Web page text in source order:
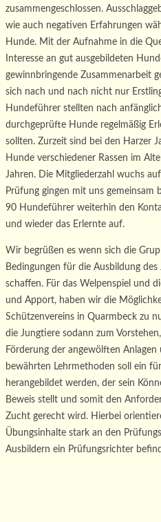
zusammengeschlossen.
wie auch negativen Erfahrungen
Hunde. Mit der Aufnahme in die
Interesse an gut ausgebildeten
gewinnbringende Zusammenarbeit
sich nach und nach nicht nur
Hundeführer stellten nach
durchgeprüfte Hunde regelmäßig
sollten. Zurzeit sind bei den Harzer
Hunde verschiedener Rassen im
Jahren. Die Mitgliederzahl wuchs
Prüfung gingen mit uns gemeinsam
90 Hundeführer weiterhin den
und wieder das Erlernte auf.
Wir begrüßen es wenn sich die
Bedingungen für die Ausbildung des
schaffen. Für das Welpenspiel und
und Apport, haben wir die
Schützenvereins in Quarmbeck zu
die Jungtiere sodann zum
Förderung der angewölften
bewährten Lehrmethoden soll ein
herangebildet werden, der sein
Beweis stellt und somit den
Zucht gerecht wird. Hierbei
Übungsinhalte stark an den
Ausbildern ein Prüfungsrichter